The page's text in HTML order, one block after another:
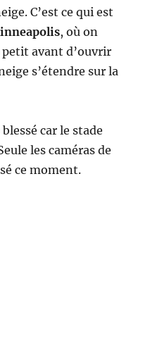
C’est ce qui est
, où on
avant d’ouvrir
s’étendre sur la
car le stade
les caméras de
ce moment.